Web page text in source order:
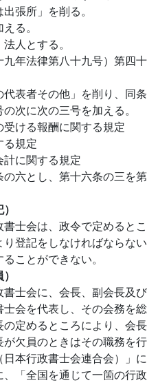
張所」を削る。
る。
人とする。
九年法律第八十九号）第四
表者その他」を削り、同
次に次の三号を加える。
受ける報酬に関する規定
る規定
計に関する規定
六とし、第十六条の三を
書士会は、政令で定めると
登記をしなければならな
ことができない。
書士会に、会長、副会長及
会を代表し、その会務を総
定めるところにより、会
欠員のときはその職務を行
本行政書士会連合会）」
、「全国を通じて一箇の行